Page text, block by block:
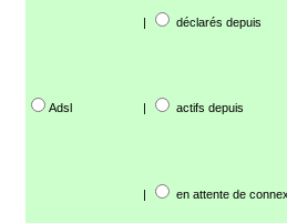
| déclarés depuis
Adsl | actifs depuis
| en attente de